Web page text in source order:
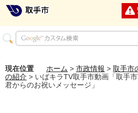
現在位置 ホーム > 市政情報 > 取手市
の紹介 > いばキラTV取手市動画「取手
君からのお祝いメッセージ」